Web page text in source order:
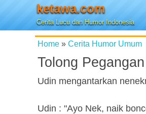
ketawa.com
Cerita Lucu dan Humor Indonesia
Home » Cerita Humor Umum
Tolong
Udin mengantarkan
Udin : "Ayo Nek, naik